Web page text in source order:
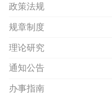
政策法规
规章制度
理论研究
通知公告
办事指南